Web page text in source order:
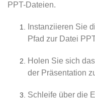
PPT-Dateien.
Instanziieren Sie
Pfad zur Datei
Holen Sie sich
der Präsentation
Schleife über die